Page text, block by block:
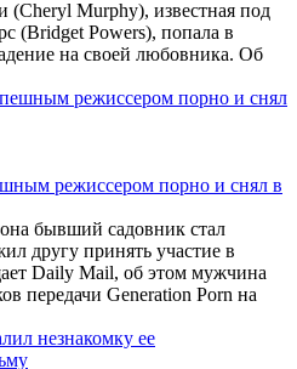
Murphy), известная под
(Bridget Powers), попала в
на своей любовника. Об
режиссером порно и снял в
бывший садовник стал
другу принять участие в
Daily Mail, об этом мужчина
передачи Generation Porn на